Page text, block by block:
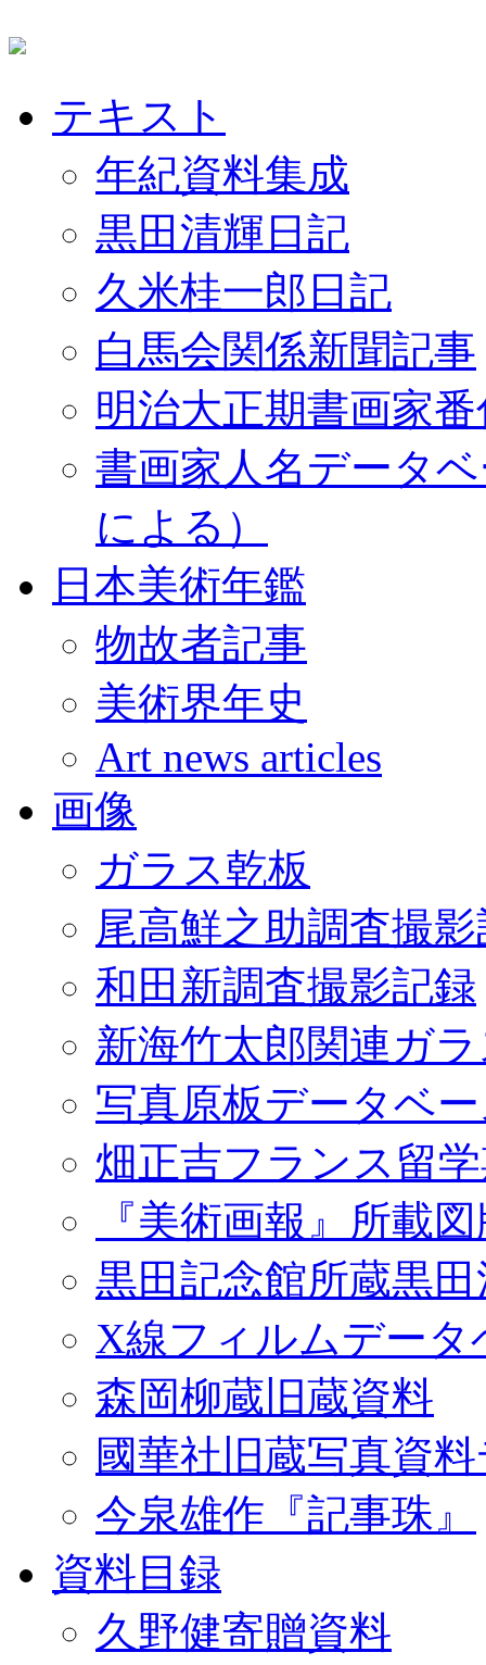
テキスト
年紀資料集成
黒田清輝日記
久米桂一郎日記
白馬会関係新聞記事
明治大正期書画家
書画家人名データ
による）
日本美術年鑑
物故者記事
美術界年史
Art news articles
画像
ガラス乾板
尾高鮮之助調査撮
和田新調査撮影記録
新海竹太郎関連ガ
写真原板データベ
畑正吉フランス留
『美術画報』所載
黒田記念館所蔵黒
X線フィルムデータ
森岡柳蔵旧蔵資料
國華社旧蔵写真資
今泉雄作『記事珠』
資料目録
久野健寄贈資料